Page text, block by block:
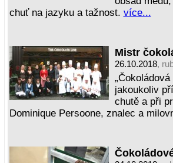
chuť na jazyku a tažnost. více...
Mistr
26.10.2018,
jakoukoliv
chutě a při
Dominique Persoone, znalec a